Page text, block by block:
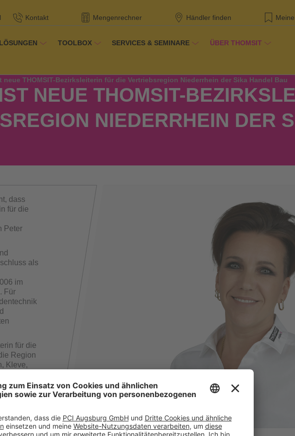
Kontakt Mengenrechner Händler finden
LÖSUNGEN TOOLBOX SERVICES & SEMINARE ÜBER THOMSIT
neue THOMSIT-Bezirksleiterin für die Vertriebsregion Niederrhein der Sika Handel Bau
NEUE THOMSIT-
NIEDERRHEIN DER
dass
für die
Peter
als
im
Für
für die
Region
Kleve,
und die
an